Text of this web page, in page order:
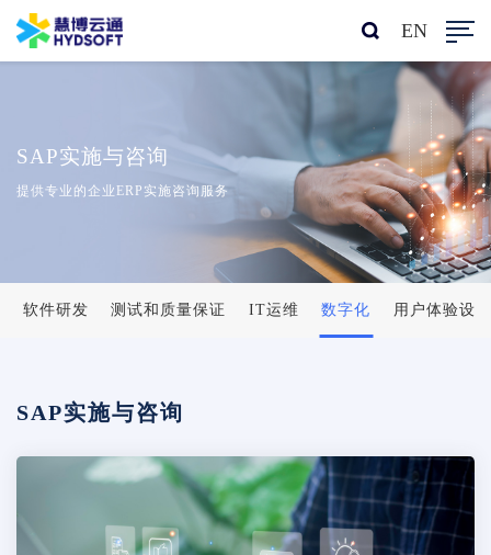
EN
SAP实施与咨询
提供专业的企业ERP实施咨询服务
软件研发 测试和质量保证 IT运维 数字化 用户体验设计
SAP实施与咨询